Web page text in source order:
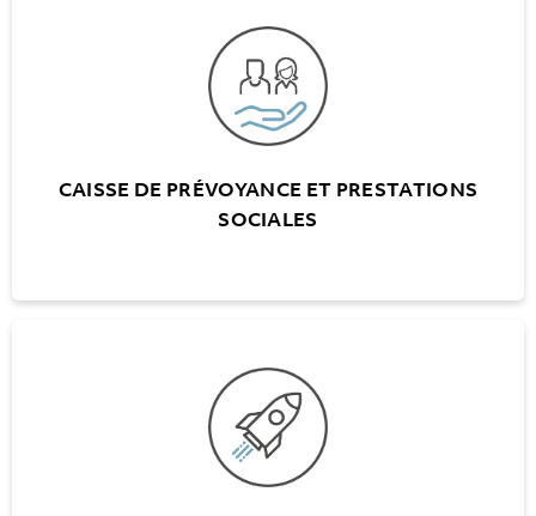
CAISSE DE PRÉVOYANCE ET PRESTATIONS
SOCIALES
Possède sa propre caisse de prévoyance
(excepté A+W Lucerne)
Prise en charge intégrale des primes de
l'assurance assurance accident
Possibilités de carrière dans toute la Suisse
Entretien de développement personnel et
plan de carrière avec les collaborateurs